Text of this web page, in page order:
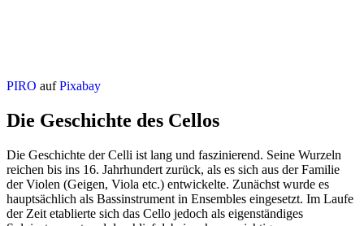
PIRO aufPixabay
Die Geschichte des Cellos
Die Geschichte der Celli ist lang und faszinierend. Seine Wurzeln
reichen bis ins 16. Jahrhundert zurück, als es sich aus der Familie
der Violen (Geigen, Viola etc.) entwickelte. Zunächst wurde es
hauptsächlich als Bassinstrument in Ensembles eingesetzt. Im Laufe
der Zeit etablierte sich das Cello jedoch als eigenständiges